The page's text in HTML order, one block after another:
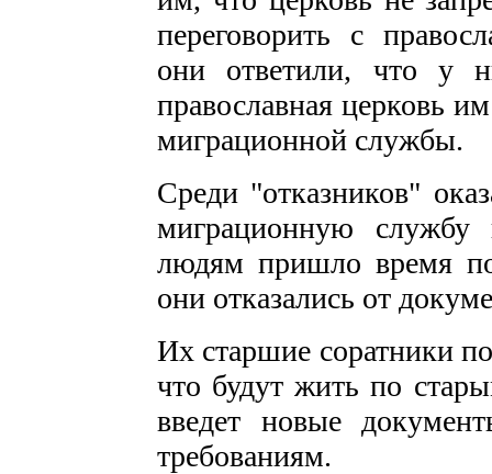
переговорить с
они ответили, что у
православная церковь
миграционной службы.
Среди "отказников"
миграционную
людям пришло время
они отказались от
Их старшие соратники
что будут жить по
введет новые
требованиям.